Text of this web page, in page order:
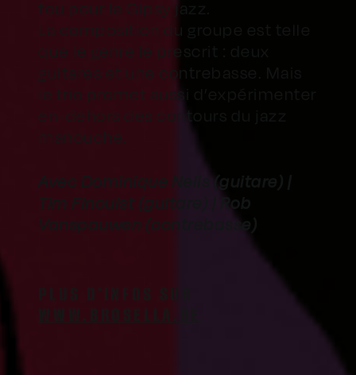
fou pour le Gipsy jazz.
La composition du groupe est telle
que le genre le prescrit : deux
guitares et une contrebasse. Mais
le trio promet aussi d’expérimenter
en-dehors des contours du jazz
manouche.
Avec Dominique Nelis (guitare) |
Tim Finoulst (guitare) | Rob
Vanspauwen (contrebasse)
WWW.BROSELLA.BE